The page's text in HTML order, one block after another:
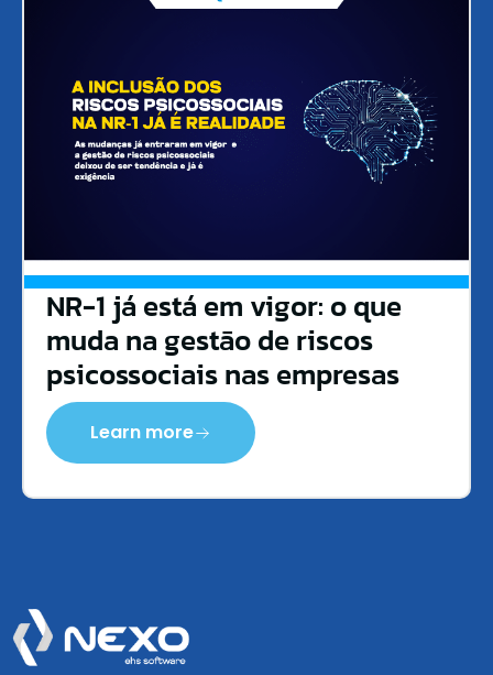
NR-1 já está em vigor: o que
muda na gestão de riscos
psicossociais nas empresas
Learn more